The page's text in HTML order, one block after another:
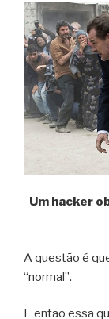
Um hacker
A questão é
“normal”.
E então essa